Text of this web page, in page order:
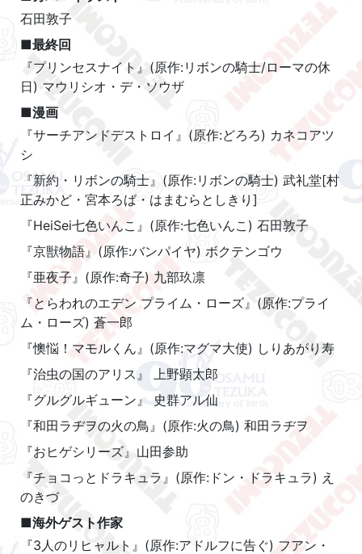
石田敦子
■最終回
『プリンセスナイト』(原作:リボンの騎士/ローマの休
日) マウリシオ・デ・ソウザ
■漫画
『サーチアンドデストロイ』(原作:どろろ) カネコアツ
シ
『新約・リボンの騎士』(原作:リボンの騎士) 武礼堂[村
正みかど・宮本ろば・はまむらとしきり]
『HeiSei七色いんこ』(原作:七色いんこ) 石田敦子
『京獣物語』(原作:バンパイヤ) ボクテンゴウ
『亜夜子』(原作:奇子) 九部玖凛
『とらわれのエデン プライム・ローズ』(原作:プライ
ム・ローズ) 蒼一郎
『懊悩！マモルくん』(原作:マグマ大使) しりあがり寿
『治虫の国のアリス』 上野顕太郎
『グルグルギューン』 史群アル仙
『和田ラヂヲの火の鳥』(原作:火の鳥) 和田ラヂヲ
『おヒゲシリーズ』山田参助
『チョコっとドラキュラ』(原作:ドン・ドラキュラ) え
のきづ
■海外ゲスト作家
『3人のリヒャルト』(原作:アドルフに告ぐ) フアン・